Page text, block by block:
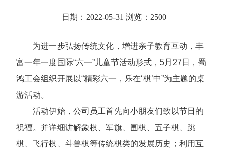
日期：2022-05-31 浏览：2500
为进一步弘扬传统文化，增进亲子教育互动，丰
富一年一度国际“六一”儿童节活动形式，5月27日，蜀
鸿工会组织开展以“精彩六一，乐在‘棋’中”为主题的桌
游活动。
活动伊始，公司员工首先向小朋友们致以节日的
祝福。并详细讲解象棋、军旗、围棋、五子棋、跳
棋、飞行棋、斗兽棋等传统棋类的发展历史；利用互